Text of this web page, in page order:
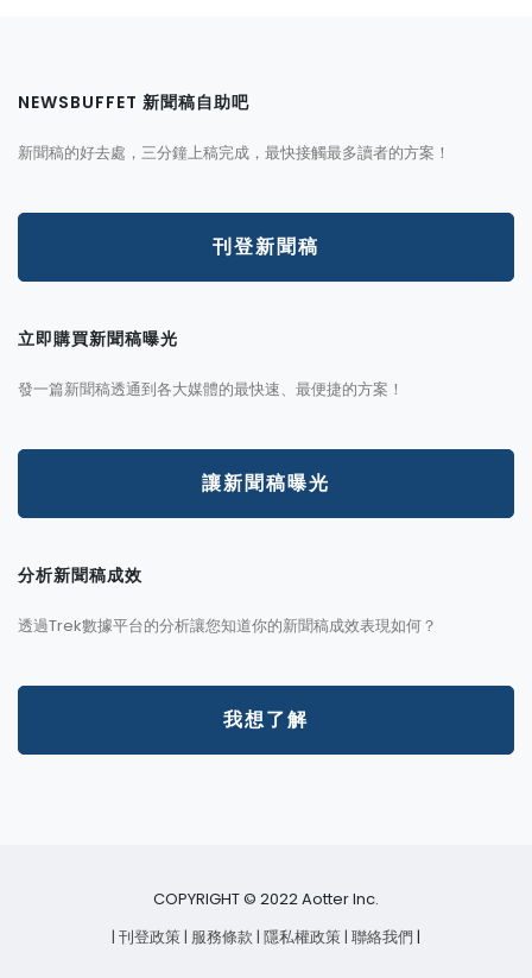
NEWSBUFFET 新聞稿自助吧
新聞稿的好去處，三分鐘上稿完成，最快接觸最多讀者的方案！
刊登新聞稿
立即購買新聞稿曝光
發一篇新聞稿透通到各大媒體的最快速、最便捷的方案！
讓新聞稿曝光
分析新聞稿成效
透過Trek數據平台的分析讓您知道你的新聞稿成效表現如何？
我想了解
COPYRIGHT © 2022 Aotter Inc.
| 刊登政策 | 服務條款 | 隱私權政策 | 聯絡我們 |